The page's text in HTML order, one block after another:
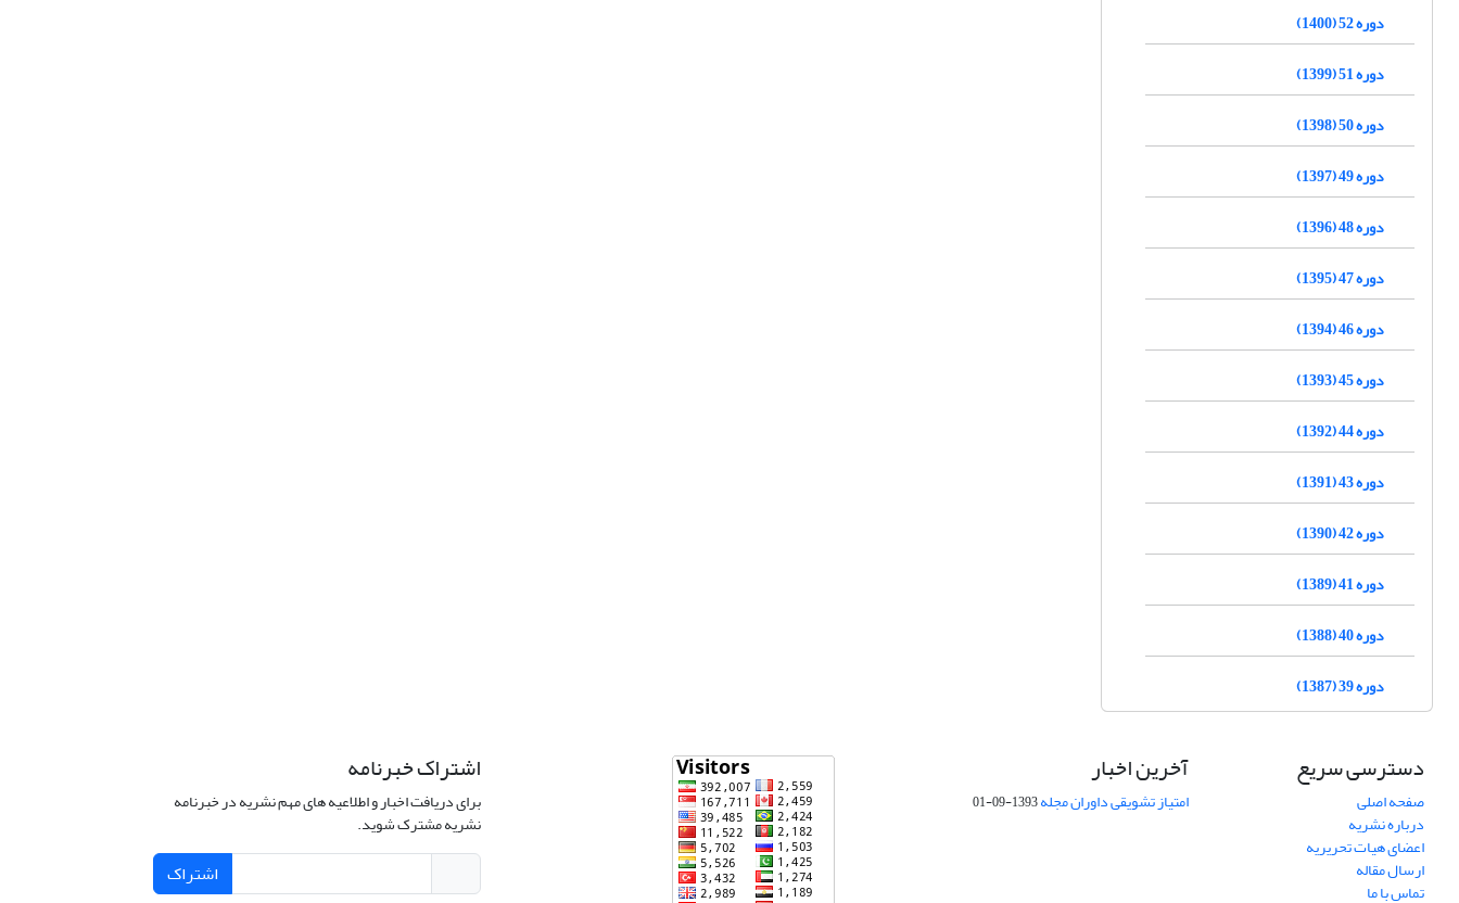
دوره 52 (1400)
دوره 51 (1399)
دوره 50 (1398)
دوره 49 (1397)
دوره 48 (1396)
دوره 47 (1395)
دوره 46 (1394)
دوره 45 (1393)
دوره 44 (1392)
دوره 43 (1391)
دوره 42 (1390)
دوره 41 (1389)
دوره 40 (1388)
دوره 39 (1387)
دسترسی سریع
صفحه اصلی
درباره نشریه
اعضای هیات تحریریه
ارسال مقاله
تماس با ما
آخرین اخبار
امتیاز تشویقی داوران مجله1393-09-01
اشتراک خبرنامه
برای دریافت اخبار و اطلاعیه های مهم نشریه در خبرنامه
نشریه مشترک شوید.
اشتراک